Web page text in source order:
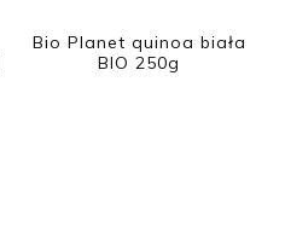
Bio Planet quinoa biała
BIO 250g